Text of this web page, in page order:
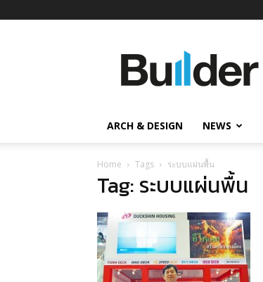
ข่าว
ก่อสร้าง
ARCH & DESIGN NEWS
Home Tags ระบบแผ่นพื้น
Tag: ระบบแผ่นพื้น